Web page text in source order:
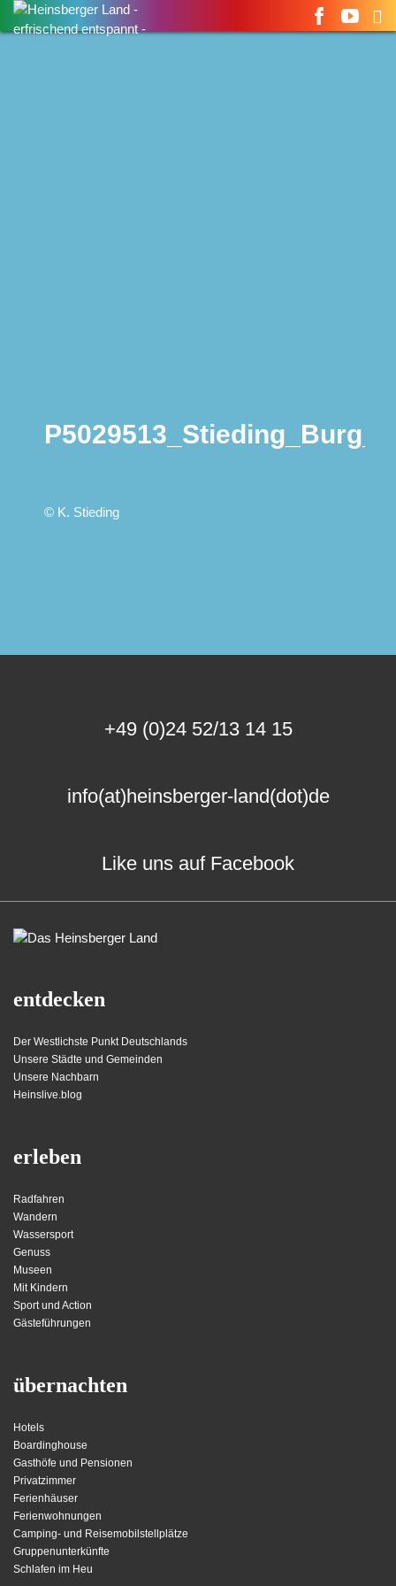
Suchen
nach:
© K. Stieding
+49 (0)24 52/13 14 15
info(at)heinsberger-land(dot)de
Like uns auf Facebook
entdecken
Der Westlichste Punkt Deutschlands
Unsere Städte und Gemeinden
Unsere Nachbarn
Heinslive.blog
erleben
Radfahren
Wandern
Wassersport
Genuss
Museen
Mit Kindern
Sport und Action
Gästeführungen
übernachten
Hotels
Boardinghouse
Gasthöfe und Pensionen
Privatzimmer
Ferienhäuser
Ferienwohnungen
Camping- und Reisemobilstellplätze
Gruppenunterkünfte
Schlafen im Heu